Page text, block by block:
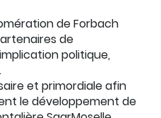
de Forbach
de
politique,
et primordiale afin
le développement de